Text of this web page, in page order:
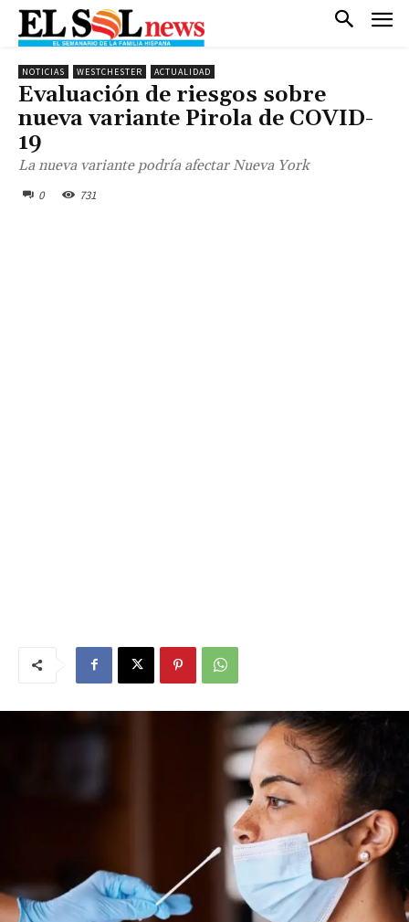
NOTICIAS WESTCHESTER ACTUALIDAD
Evaluación de riesgos sobre
nueva variante Pirola de COVID-
19
La nueva variante podría afectar Nueva York
0 731